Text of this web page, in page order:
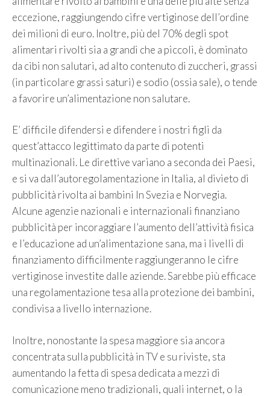
eccezione, raggiungendo cifre vertiginose dell’ordine
dei milioni di euro. Inoltre, più del 70% degli spot
alimentari rivolti sia a grandi che a piccoli, è dominato
da cibi non salutari, ad alto contenuto di zuccheri, grassi
(in particolare grassi saturi) e sodio (ossia sale), o tende
a favorire un’alimentazione non salutare.
E’ difficile difendersi e difendere i nostri figli da
quest’attacco legittimato da parte di potenti
multinazionali. Le direttive variano a seconda dei Paesi,
e si va dall’autoregolamentazione in Italia, al divieto di
pubblicità rivolta ai bambini In Svezia e Norvegia.
Alcune agenzie nazionali e internazionali finanziano
pubblicità per incoraggiare l’aumento dell’attività fisica
e l’educazione ad un’alimentazione sana, ma i livelli di
finanziamento difficilmente raggiungeranno le cifre
vertiginose investite dalle aziende. Sarebbe più efficace
una regolamentazione tesa alla protezione dei bambini,
condivisa a livello internazione.
Inoltre, nonostante la spesa maggiore sia ancora
concentrata sulla pubblicità in TV e su riviste, sta
aumentando la fetta di spesa dedicata a mezzi di
comunicazione meno tradizionali, quali internet, o la